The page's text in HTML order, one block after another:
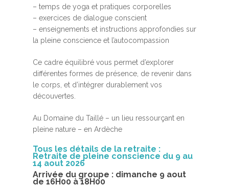
– temps de yoga et pratiques corporelles
– exercices de dialogue conscient
– enseignements et instructions approfondies sur
la pleine conscience et l’autocompassion
Ce cadre équilibré vous permet d’explorer
différentes formes de présence, de revenir dans
le corps, et d’intégrer durablement vos
découvertes.
Au Domaine du Taillé – un lieu ressourçant en
pleine nature – en Ardèche
Tous les détails de la retraite :
Retraite de pleine conscience du 9 au
14 aout 2026
Arrivée du groupe : dimanche 9 aout
de 16H00 à 18H00